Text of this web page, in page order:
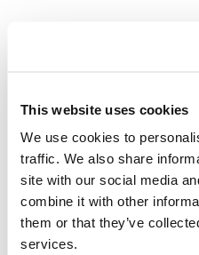
This website uses cookies
We use cookies to
traffic. We also share
site with our social media
combine it with other
them or that they’ve
services.
vertrauen
Albaughs Fokus auf
Bereichen verankert
Wirkstoffen,